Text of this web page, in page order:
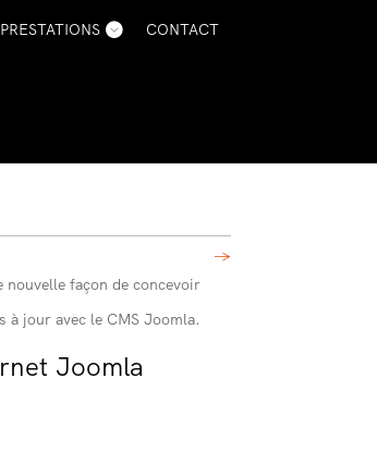
PRESTATIONS CONTACT
→
nouvelle façon de concevoir
à jour avec le CMS Joomla.
Joomla